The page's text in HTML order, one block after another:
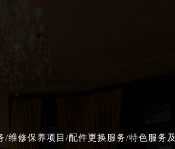
维修保养项目/配件更换服务/特色服务及